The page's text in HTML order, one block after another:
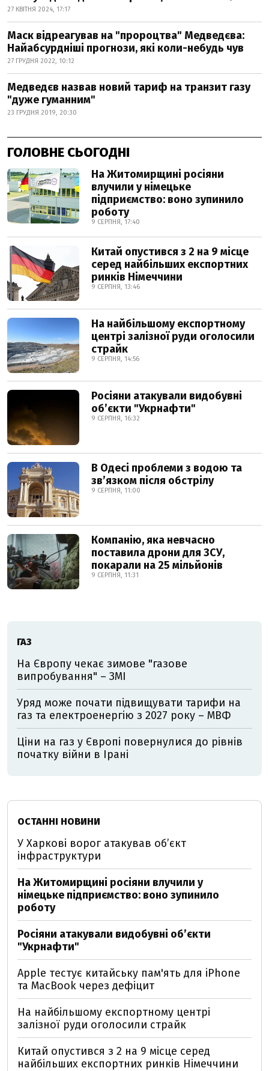
27 КВІТНЯ 2024, 17:17
Маск відреагував на "пророцтва" Медведєва:
Найабсурдніші прогнози, які коли-небудь чув
27 ГРУДНЯ 2022, 10:12
Медведєв назвав новий тариф на транзит газу
"дуже гуманним"
23 ГРУДНЯ 2019, 20:30
ГОЛОВНЕ СЬОГОДНІ
На Житомирщині росіяни
влучили у німецьке
підприємство: воно зупинило
роботу
9 СЕРПНЯ, 17:40
Китай опустився з 2 на 9 місце
серед найбільших експортних
ринків Німеччини
9 СЕРПНЯ, 13:46
На найбільшому експортному
центрі залізної руди оголосили
страйк
9 СЕРПНЯ, 14:56
Росіяни атакували видобувні
обʼєкти "Укрнафти"
9 СЕРПНЯ, 16:32
В Одесі проблеми з водою та
звʼязком після обстрілу
9 СЕРПНЯ, 11:00
Компанію, яка невчасно
поставила дрони для ЗСУ,
покарали на 25 мільйонів
9 СЕРПНЯ, 11:31
ГАЗ
На Європу чекає зимове "газове
випробування" – ЗМІ
Уряд може почати підвищувати тарифи на
газ та електроенергію з 2027 року – МВФ
Ціни на газ у Європі повернулися до рівнів
початку війни в Ірані
ОСТАННІ НОВИНИ
У Харкові ворог атакував обʼєкт
інфраструктури
На Житомирщині росіяни влучили у
німецьке підприємство: воно зупинило
роботу
Росіяни атакували видобувні обʼєкти
"Укрнафти"
Apple тестує китайську пам'ять для iPhone
та MacBook через дефіцит
На найбільшому експортному центрі
залізної руди оголосили страйк
Китай опустився з 2 на 9 місце серед
найбільших експортних ринків Німеччини